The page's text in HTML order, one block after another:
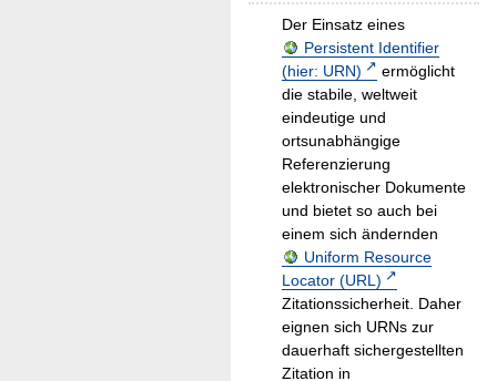
Der Einsatz eines
Persistent Identifier
(hier: URN)
ermöglicht
die stabile, weltweit
eindeutige und
ortsunabhängige
Referenzierung
elektronischer Dokumente
und bietet so auch bei
einem sich ändernden
Uniform Resource
Locator (URL)
Zitationssicherheit. Daher
eignen sich URNs zur
dauerhaft sichergestellten
Zitation in